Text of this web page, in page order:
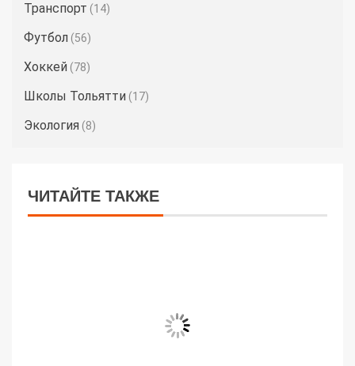
Транспорт (14)
Футбол (56)
Хоккей (78)
Школы Тольятти (17)
Экология (8)
ЧИТАЙТЕ ТАКЖЕ